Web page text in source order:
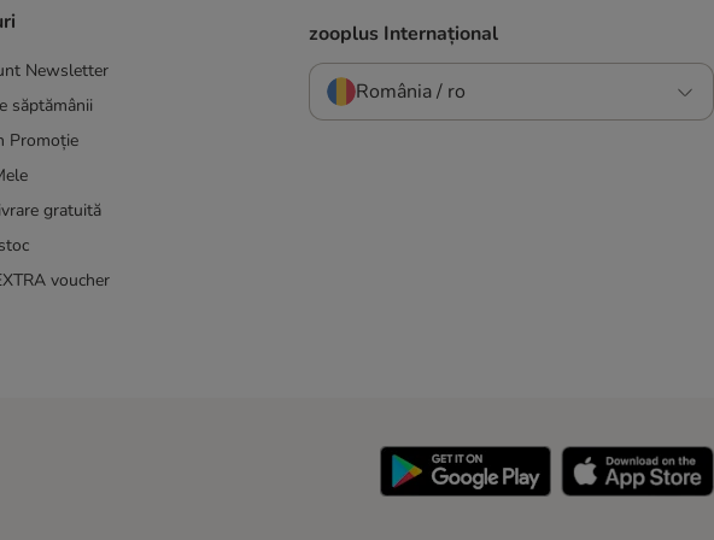
Newsletter
săptămânii
Promoție
gratuită
voucher
zooplus Internațional
România / ro